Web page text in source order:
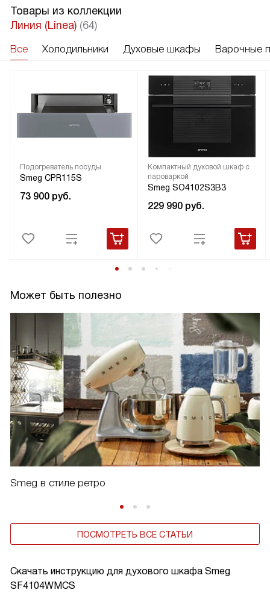
Скачать инструкцию для духового шкафа Smeg
SF4104WMCS
Товары из коллекции
Линия (Linea) (64)
Все Холодильники Духовые шкафы Варочные
Подогреватель посуды
Smeg CPR115S
73 900 руб.
Компактный духовой шкаф с
пароваркой
Smeg SO4102S3B3
229 990 руб.
Может быть полезно
Smeg в стиле ретро
ПОСМОТРЕТЬ ВСЕ СТАТЬИ